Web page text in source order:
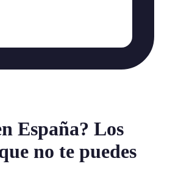
España? Los
no te puedes